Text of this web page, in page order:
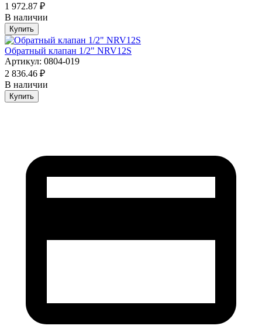
1 972.87 ₽
В наличии
Купить
Обратный клапан 1/2" NRV12S
Артикул: 0804-019
2 836.46 ₽
В наличии
Купить